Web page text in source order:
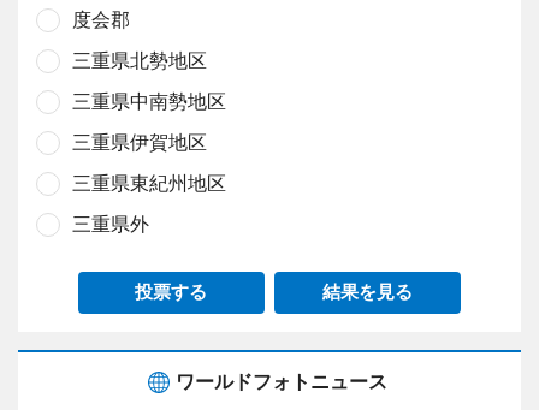
度会郡
三重県北勢地区
三重県中南勢地区
三重県伊賀地区
三重県東紀州地区
三重県外
投票する 結果を見る
ワールドフォトニュース